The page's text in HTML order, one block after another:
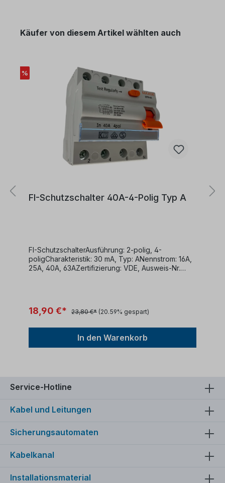
Käufer von diesem Artikel wählten auch
%
FI-Schutzschalter 40A-4-Polig Typ A
FI-SchutzschalterAusführung: 2-polig, 4-
poligCharakteristik: 30 mA, Typ: ANennstrom: 16A,
25A, 40A, 63AZertifizierung: VDE, Ausweis-Nr.
1:1994+A11:1998
18,90 €* 23,80 €* (20.59% gespart)
In den Warenkorb
Service-Hotline
Kabel und Leitungen
Sicherungsautomaten
Kabelkanal
Installationsmaterial